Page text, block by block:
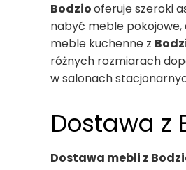
Bodziooferuje szeroki
nabyć meble pokojowe,
meble kuchenne z
różnych rozmiarach
w salonach
Dostawa z
Dostawa mebli z